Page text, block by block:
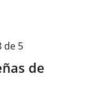
de 5
de